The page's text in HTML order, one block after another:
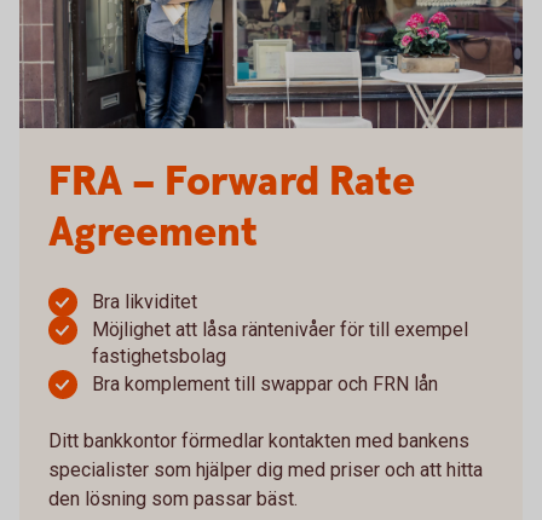
FRA – Forward Rate
Agreement
Bra likviditet
Möjlighet att låsa räntenivåer för till exempel
fastighetsbolag
Bra komplement till swappar och FRN lån
Ditt bankkontor förmedlar kontakten med bankens
specialister som hjälper dig med priser och att hitta
den lösning som passar bäst.